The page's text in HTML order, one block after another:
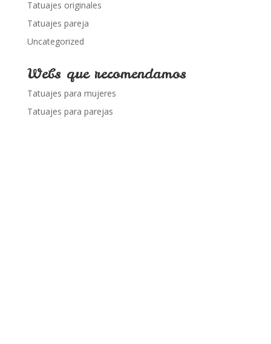
Tatuajes originales
Tatuajes pareja
Uncategorized
Webs que recomendamos
Tatuajes para mujeres
Tatuajes para parejas